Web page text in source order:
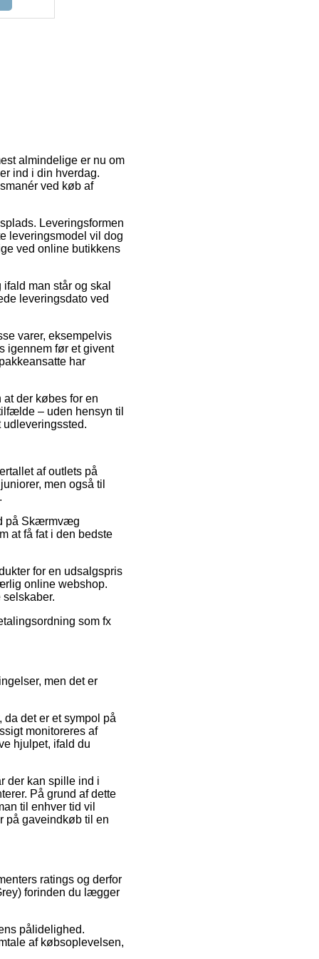
almindelige er nu om
ind i din hverdag.
ved køb af
Leveringsformen
leveringsmodel vil dog
ved online butikkens
man står og skal
leveringsdato ved
varer, eksempelvis
igennem før et givent
har
der købes for en
– uden hensyn til
af outlets på
men også til
på Skærmvæg
at få fat i den bedste
for en udsalgspris
online webshop.
som fx
men det er
det er et sympol på
monitoreres af
hjulpet, ifald du
der kan spille ind i
På grund af dette
til enhver tid vil
på gaveindkøb til en
ratings og derfor
forinden du lægger
pålidelighed.
af købsoplevelsen,